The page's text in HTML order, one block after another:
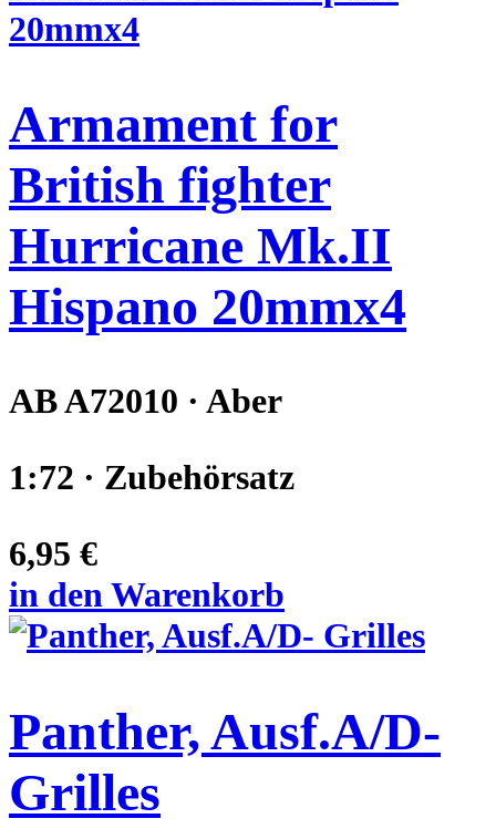
Armament for
British fighter
Hurricane Mk.II
Hispano 20mmx4
AB A72010 · Aber
1:72 · Zubehörsatz
6,95 €
in den Warenkorb
Panther, Ausf.A/D-
Grilles